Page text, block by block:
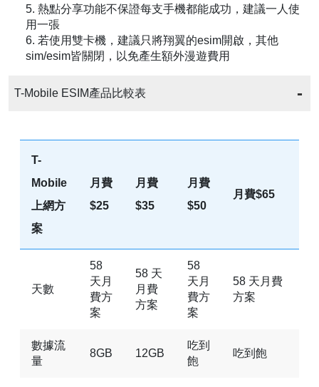
5. 熱點分享功能不保證每支手機都能成功，建議一人使
用一張
6. 若使用雙卡機，建議只將翔翼的esim開啟，其他
sim/esim皆關閉，以免產生額外漫遊費用
T-Mobile ESIM產品比較表
T-
Mobile
上網方
案
月費
$25
月費
$35
月費
$50
月費$65
天數
58
天月
費方
案
58 天
月費
方案
58
天月
費方
案
58 天月費
方案
數據流
量
8GB 12GB
吃到
飽
吃到飽